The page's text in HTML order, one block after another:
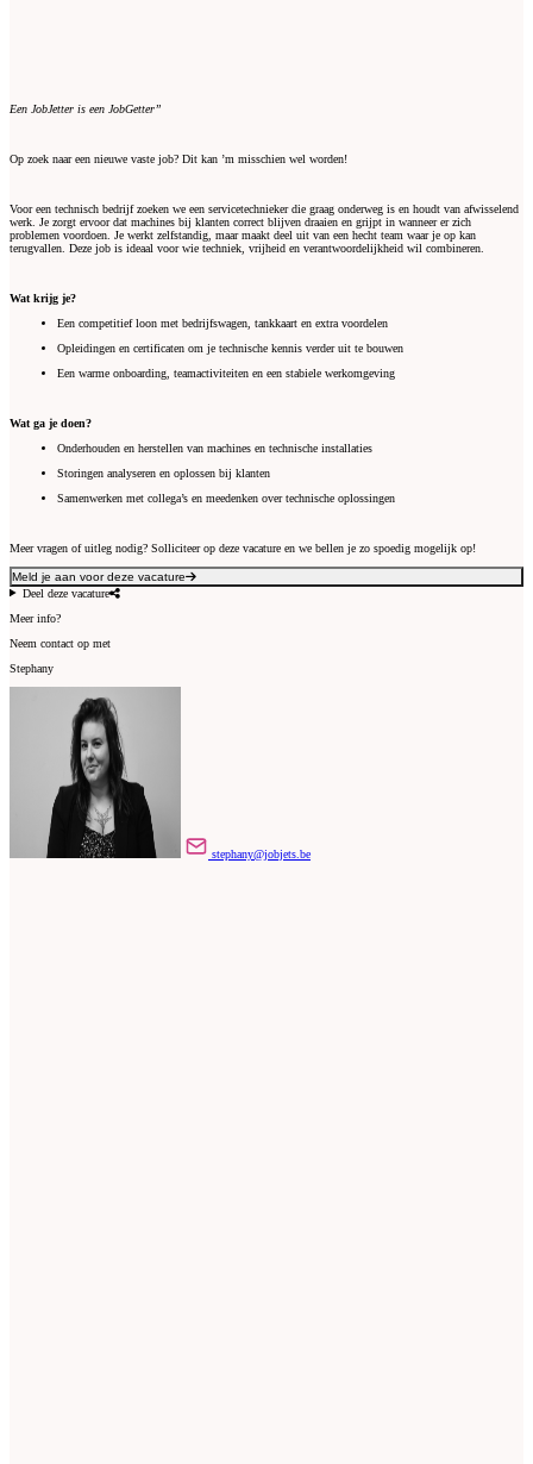
Een JobJetter is een JobGetter”
Op zoek naar een nieuwe vaste job? Dit kan ’m misschien wel worden!
Voor een technisch bedrijf zoeken we een servicetechnieker die graag onderweg is en houdt van afwisselend
werk. Je zorgt ervoor dat machines bij klanten correct blijven draaien en grijpt in wanneer er zich
problemen voordoen. Je werkt zelfstandig, maar maakt deel uit van een hecht team waar je op kan
terugvallen. Deze job is ideaal voor wie techniek, vrijheid en verantwoordelijkheid wil combineren.
Wat krijg je?
Een competitief loon met bedrijfswagen, tankkaart en extra voordelen
Opleidingen en certificaten om je technische kennis verder uit te bouwen
Een warme onboarding, teamactiviteiten en een stabiele werkomgeving
Wat ga je doen?
Onderhouden en herstellen van machines en technische installaties
Storingen analyseren en oplossen bij klanten
Samenwerken met collega’s en meedenken over technische oplossingen
Meer vragen of uitleg nodig? Solliciteer op deze vacature en we bellen je zo spoedig mogelijk op!
Meld je aan voor deze vacature
Deel deze vacature
Meer info?
Neem contact op met
Stephany
stephany@jobjets.be